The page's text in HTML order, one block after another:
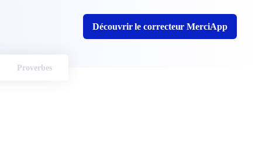
Découvrir le correcteur MerciApp
Proverbes